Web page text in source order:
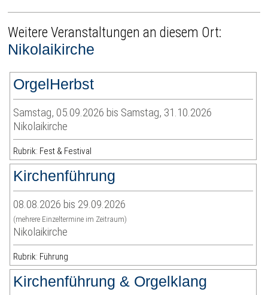
Weitere Veranstaltungen an diesem Ort:
Nikolaikirche
OrgelHerbst
Samstag, 05.09.2026 bis Samstag, 31.10.2026
Nikolaikirche
Rubrik: Fest & Festival
Kirchenführung
08.08.2026 bis 29.09.2026
(mehrere Einzeltermine im Zeitraum)
Nikolaikirche
Rubrik: Führung
Kirchenführung & Orgelklang